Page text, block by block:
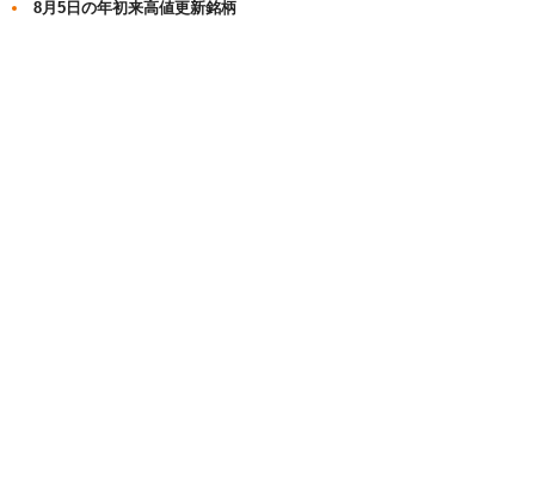
8月5日の年初来高値更新銘柄